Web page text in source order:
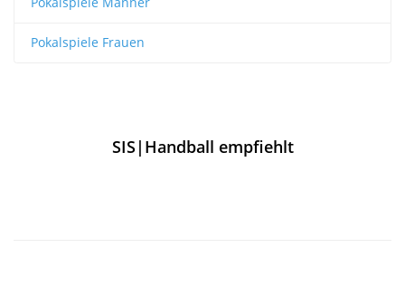
Pokalspiele Frauen
SIS|Handball empfiehlt